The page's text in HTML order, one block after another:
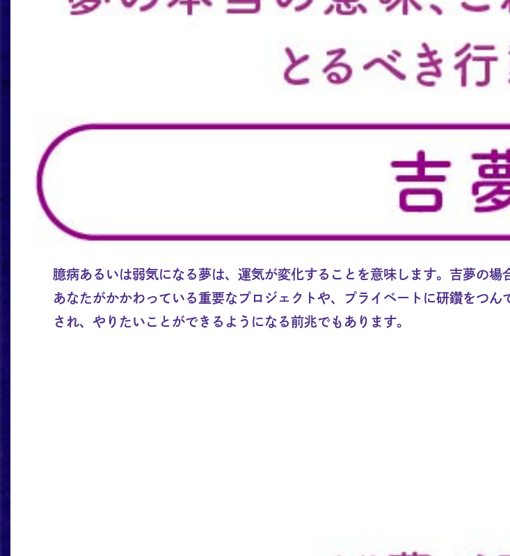
臆病あるいは弱気になる夢は、運気が変化することを意味します。吉夢の
あなたがかかわっている重要なプロジェクトや、プライベートに研鑽をつ
され、やりたいことができるようになる前兆でもあります。